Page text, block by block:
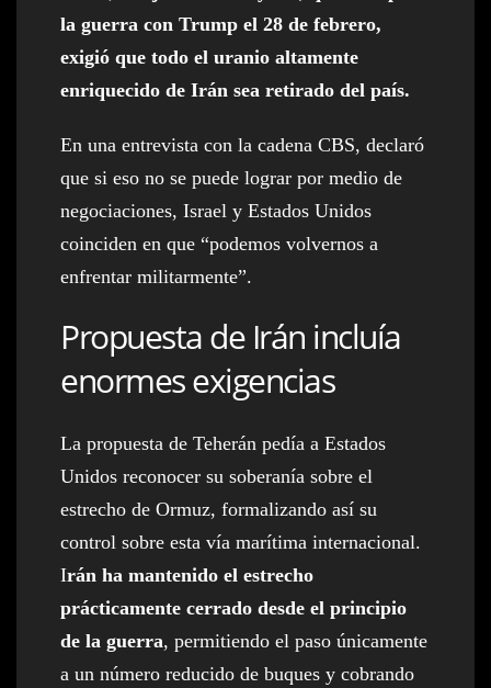
la guerra con Trump el 28 de febrero,
exigió que todo el uranio altamente
enriquecido de Irán sea retirado del país.
En una entrevista con la cadena CBS, declaró
que si eso no se puede lograr por medio de
negociaciones, Israel y Estados Unidos
coinciden en que “podemos volvernos a
enfrentar militarmente”.
Propuesta de Irán incluía
enormes exigencias
La propuesta de Teherán pedía a Estados
Unidos reconocer su soberanía sobre el
estrecho de Ormuz, formalizando así su
control sobre esta vía marítima internacional.
Irán ha mantenido el estrecho
prácticamente cerrado desde el principio
de la guerra, permitiendo el paso únicamente
a un número reducido de buques y cobrando